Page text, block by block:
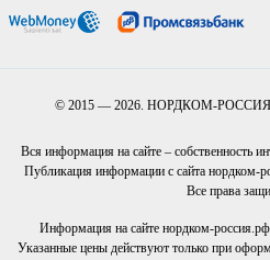
© 2015 — 2026. НОРДКОМ-
Вся информация на сайте – собственность
Публикация информации с сайта нордком-
Все права
Информация на сайте нордком-
Указанные цены действуют только при